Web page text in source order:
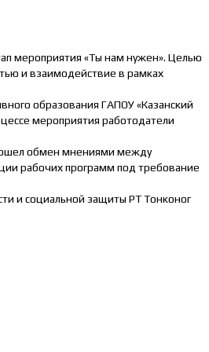
мероприятия «Ты нам нужен». Целью
и взаимодействие в рамках
образования ГАПОУ «Казанский
мероприятия работодатели
обмен мнениями между
рабочих программ под требование
и социальной защиты РТ Тонконог